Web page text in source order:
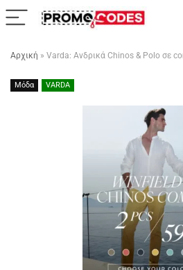
Αρχική » Varda: Ανδρικά Chinos & Polo σε
Μόδα VARDA